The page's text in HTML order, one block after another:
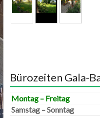
Bürozeiten Gala-
Montag – Freitag
Samstag – Sonntag